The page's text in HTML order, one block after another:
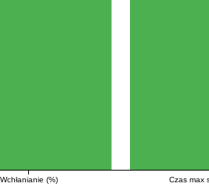
Wchłanianie (%) Czas max